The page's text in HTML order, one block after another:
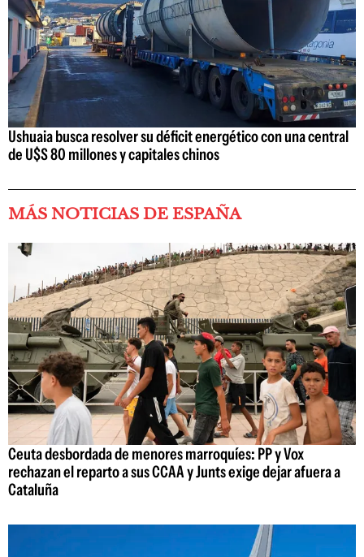
Ushuaia busca resolver su déficit energético con una central
de U$S 80 millones y capitales chinos
MÁS NOTICIAS DE ESPAÑA
Ceuta desbordada de menores marroquíes: PP y Vox
rechazan el reparto a sus CCAA y Junts exige dejar afuera a
Cataluña